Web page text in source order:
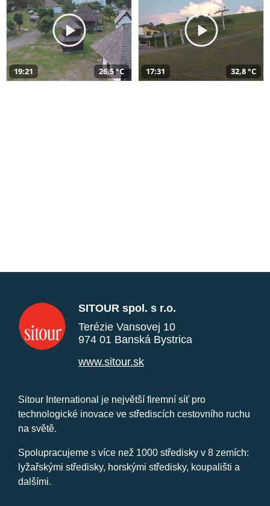
19:21 26,5 °C 17:31 32,8 °C
SITOUR spol. s r.o.
Terézie Vansovej 10
974 01 Banská Bystrica
www.sitour.sk
Sitour International je největší firemní síť pro
technologické inovace ve střediscích cestovního ruchu
na světě.
Spolupracujeme s více než 1000 středisky v 8 zemích:
lyžařskými středisky, horskými středisky, koupališti a
dalšími.